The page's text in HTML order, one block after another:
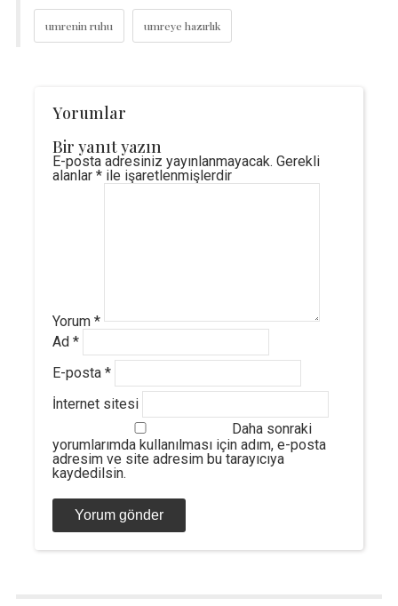
umrenin ruhu umreye hazırlık
Yorumlar
Bir yanıt yazın
E-posta adresiniz yayınlanmayacak. Gerekli
alanlar *ile işaretlenmişlerdir
Yorum *
Ad *
E-posta *
İnternet sitesi
Daha sonraki
yorumlarımda kullanılması için adım, e-posta
adresim ve site adresim bu tarayıcıya
kaydedilsin.